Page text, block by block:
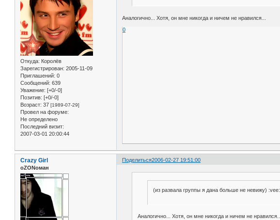
Откуда: Королёв
Зарегистрирован: 2005-11-09
Приглашений: 0
Сообщений: 639
Уважение: [+0/-0]
Позитив: [+0/-0]
Возраст: 37 [1989-07-29]
Провел на форуме:
Не определено
Последний визит:
2007-03-01 20:00:44
Аналогично... Хотя, он мне никогда и ничем не нравился...
0
Поделиться2006-02-27 19:51:00
Crazy Girl
оZONоман
(из развала группы я дана больше не невижу) :vee:
Аналогично... Хотя, он мне никогда и ничем не нравился...